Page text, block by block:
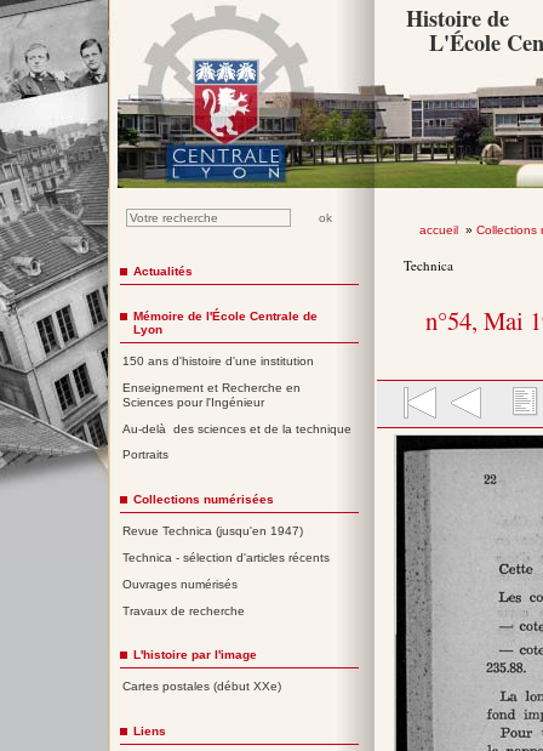
Histoire de
L'École
accueil» Collections
Technica
n°54, Mai
Actualités
Mémoire de l'École Centrale de
Lyon
150 ans d'histoire d'une institution
Enseignement et Recherche en
Sciences pour l'Ingénieur
Au-delà des sciences et de la technique
Portraits
Collections numérisées
Revue Technica (jusqu'en 1947)
Technica - sélection d'articles récents
Ouvrages numérisés
Travaux de recherche
L'histoire par l'image
Cartes postales (début XXe)
Liens